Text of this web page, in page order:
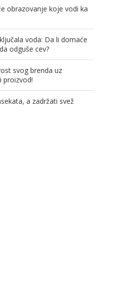
obrazovanje koje vodi ka
voda: Da li domaće
odguše cev?
svog brenda uz
proizvod!
a zadržati svež